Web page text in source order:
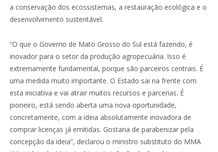
a conservação dos ecossistemas, a restauração ecológica e o
desenvolvimento sustentável.
“O que o Governo de Mato Grosso do Sul está fazendo, é
inovador para o setor da produção agropecuária. Isso é
extremamente fundamental, porque são parceiros centrais. É
uma medida muito importante. O Estado sai na frente com
esta iniciativa e vai atrair muitos recursos e parcerias. É
pioneiro, está sendo aberta uma nova oportunidade,
concretamente, com a ideia absolutamente inovadora de
comprar licenças já emitidas. Gostaria de parabenizar pela
concepção da ideia”, declarou o ministro substituto do MMA